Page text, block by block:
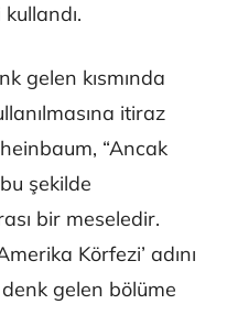
gelen kısmında
itiraz
“Ancak
şekilde
bir meseledir.
Körfezi’ adını
gelen bölüme